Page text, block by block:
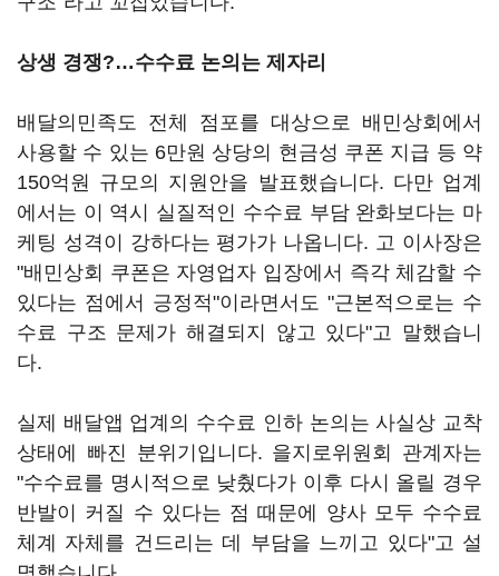
상생 경쟁?…수수료 논의는 제자리
배달의민족도 전체 점포를 대상으로 배민상회에서
사용할 수 있는 6만원 상당의 현금성 쿠폰 지급 등 약
150억원 규모의 지원안을 발표했습니다. 다만 업계
에서는 이 역시 실질적인 수수료 부담 완화보다는 마
케팅 성격이 강하다는 평가가 나옵니다. 고 이사장은
"배민상회 쿠폰은 자영업자 입장에서 즉각 체감할 수
있다는 점에서 긍정적"이라면서도 "근본적으로는 수
수료 구조 문제가 해결되지 않고 있다"고 말했습니
다.
실제 배달앱 업계의 수수료 인하 논의는 사실상 교착
상태에 빠진 분위기입니다. 을지로위원회 관계자는
"수수료를 명시적으로 낮췄다가 이후 다시 올릴 경우
반발이 커질 수 있다는 점 때문에 양사 모두 수수료
체계 자체를 건드리는 데 부담을 느끼고 있다"고 설